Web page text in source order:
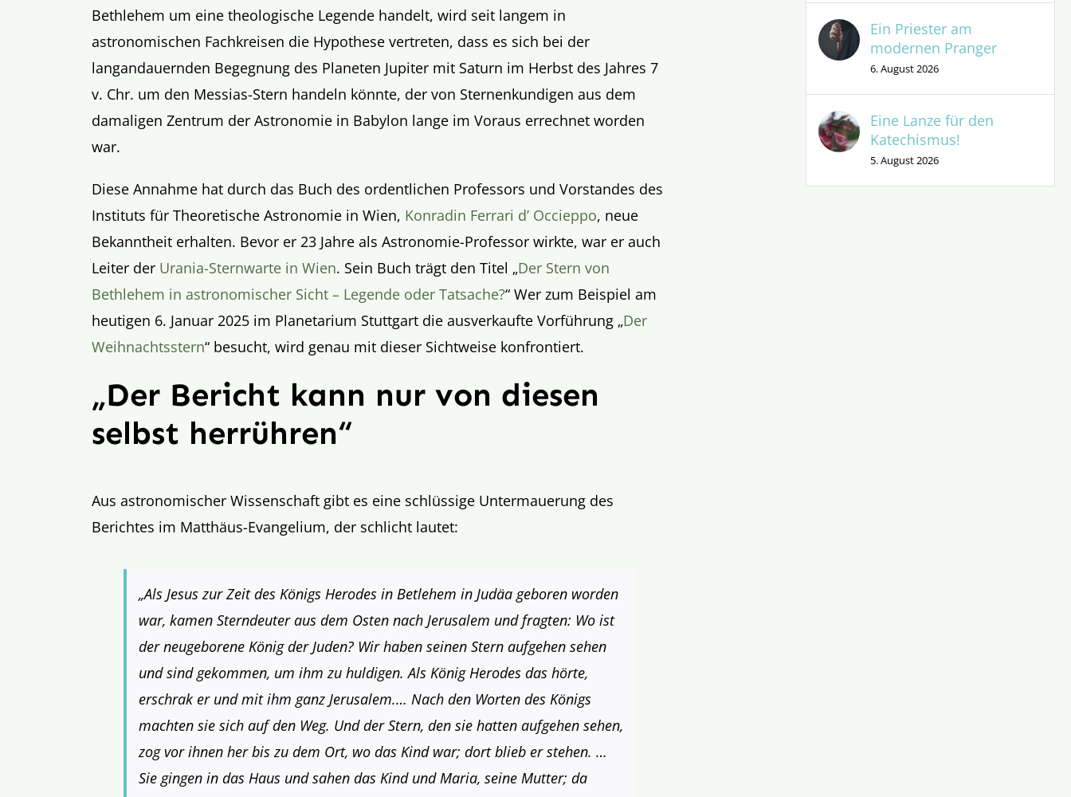
Bethlehem um eine theologische Legende handelt, wird seit langem in
astronomischen Fachkreisen die Hypothese vertreten, dass es sich bei der
langandauernden Begegnung des Planeten Jupiter mit Saturn im Herbst des Jahres 7
v. Chr. um den Messias-Stern handeln könnte, der von Sternenkundigen aus dem
damaligen Zentrum der Astronomie in Babylon lange im Voraus errechnet worden
war.
Diese Annahme hat durch das Buch des ordentlichen Professors und Vorstandes des
Instituts für Theoretische Astronomie in Wien, Konradin Ferrari d’ Occieppo, neue
Bekanntheit erhalten. Bevor er 23 Jahre als Astronomie-Professor wirkte, war er auch
Leiter der Urania-Sternwarte in Wien. Sein Buch trägt den Titel „Der Stern von
Bethlehem in astronomischer Sicht – Legende oder Tatsache?“ Wer zum Beispiel am
heutigen 6. Januar 2025 im Planetarium Stuttgart die ausverkaufte Vorführung „Der
Weihnachtsstern“ besucht, wird genau mit dieser Sichtweise konfrontiert.
„Der Bericht kann nur von diesen
selbst herrühren“
Aus astronomischer Wissenschaft gibt es eine schlüssige Untermauerung des
Berichtes im Matthäus-Evangelium, der schlicht lautet:
„Als Jesus zur Zeit des Königs Herodes in Betlehem in Judäa geboren worden
war, kamen Sterndeuter aus dem Osten nach Jerusalem und fragten: Wo ist
der neugeborene König der Juden? Wir haben seinen Stern aufgehen sehen
und sind gekommen, um ihm zu huldigen. Als König Herodes das hörte,
erschrak er und mit ihm ganz Jerusalem.… Nach den Worten des Königs
machten sie sich auf den Weg. Und der Stern, den sie hatten aufgehen sehen,
zog vor ihnen her bis zu dem Ort, wo das Kind war; dort blieb er stehen. …
Sie gingen in das Haus und sahen das Kind und Maria, seine Mutter; da
Ein Priester am
modernen Pranger
6. August 2026
Eine Lanze für den
Katechismus!
5. August 2026